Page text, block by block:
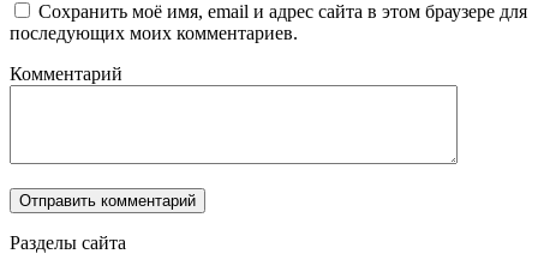
Сохранить моё имя, email и адрес сайта в этом браузере для
последующих моих комментариев.
Комментарий
Разделы сайта